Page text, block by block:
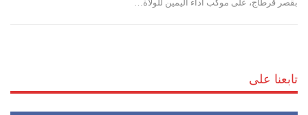
بقصر قرطاج، على موكب أداء اليمين للولاة…
تابعنا على